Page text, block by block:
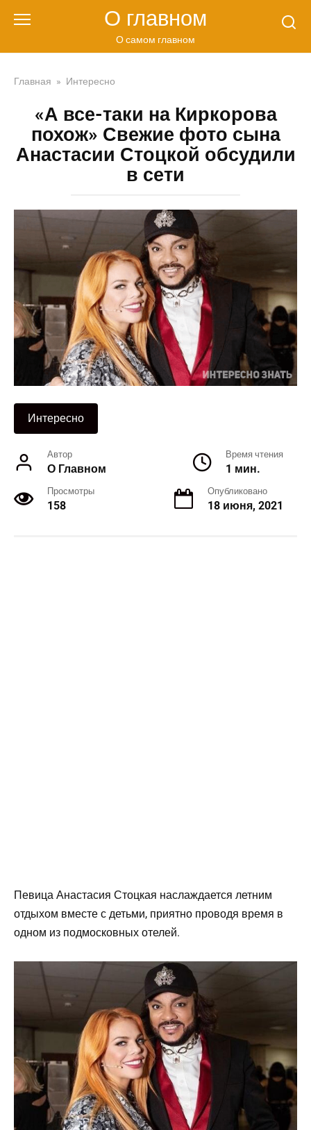
О главном
О самом главном
Главная » Интересно
«А все-таки на Киркорова
похож» Свежие фото сына
Анастасии Стоцкой обсудили
в сети
Интересно
Автор
О Главном
Время чтения
1 мин.
Просмотры
158
Опубликовано
18 июня, 2021
Певица Анастасия Стоцкая наслаждается летним
отдыхом вместе с детьми, приятно проводя время в
одном из подмосковных отелей.